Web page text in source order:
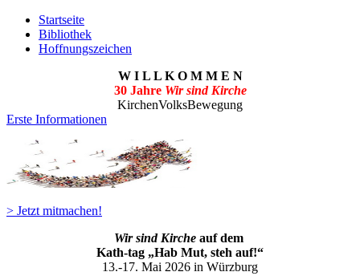
Startseite
Bibliothek
Hoffnungszeichen
W I L L K O M M E N
30 Jahre Wir sind Kirche
KirchenVolksBewegung
Erste Informationen
> Jetzt mitmachen!
Wir sind Kirche auf dem
Kath-tag „Hab Mut, steh auf!“
13.-17. Mai 2026 in Würzburg